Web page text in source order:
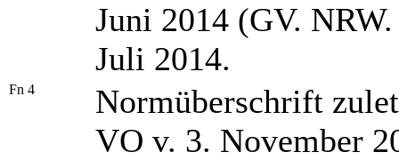
Juni 2014 (GV.
Juli 2014.
Fn 4
Normüberschrift
VO v. 3. November